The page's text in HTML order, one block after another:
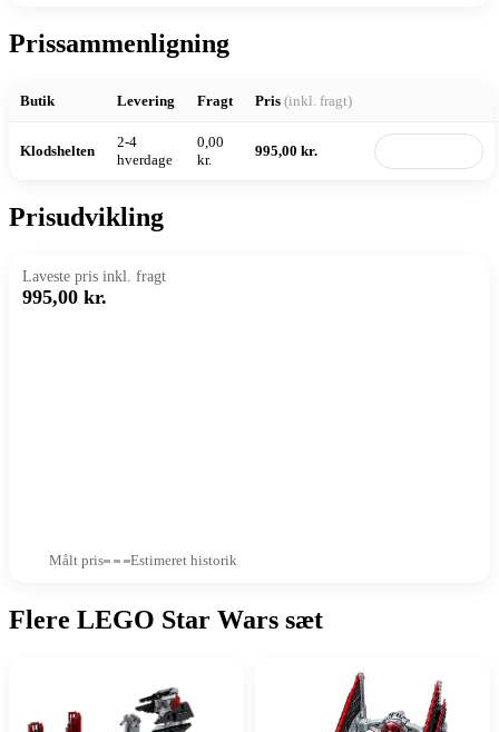
Prissammenligning
Butik Levering Fragt Pris (inkl. fragt)
Klodshelten
2-4
hverdage
0,00
kr.
995,00 kr.
Prisudvikling
Laveste pris inkl. fragt
995,00 kr.
Målt pris Estimeret historik
Flere LEGO Star Wars sæt